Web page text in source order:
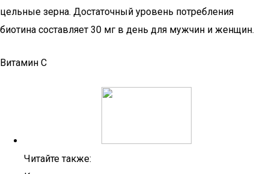
цельные зерна. Достаточный уровень потребления
биотина составляет 30 мг в день для мужчин и женщин.
Витамин С
Читайте также: